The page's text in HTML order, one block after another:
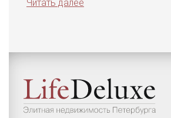
Читать далее